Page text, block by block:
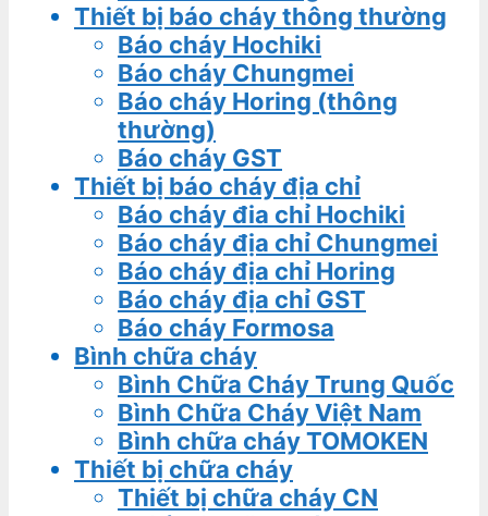
Thiết bị báo cháy thông thường
Báo cháy Hochiki
Báo cháy Chungmei
Báo cháy Horing (thông
thường)
Báo cháy GST
Thiết bị báo cháy địa chỉ
Báo cháy đia chỉ Hochiki
Báo cháy địa chỉ Chungmei
Báo cháy địa chỉ Horing
Báo cháy địa chỉ GST
Báo cháy Formosa
Bình chữa cháy
Bình Chữa Cháy Trung Quốc
Bình Chữa Cháy Việt Nam
Bình chữa cháy TOMOKEN
Thiết bị chữa cháy
Thiết bị chữa cháy CN